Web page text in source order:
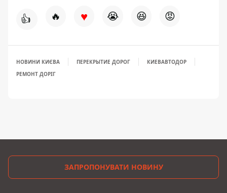
👍 🔥 ♥ 😭 😆 😡
НОВИНИ КИЄВА ПЕРЕКРЫТИЕ ДОРОГ
КИЕВАВТОДОР
РЕМОНТ ДОРІГ
ЗАПРОПОНУВАТИ НОВИНУ